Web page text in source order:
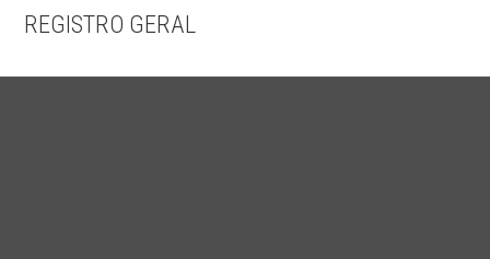
REGISTRO GERAL